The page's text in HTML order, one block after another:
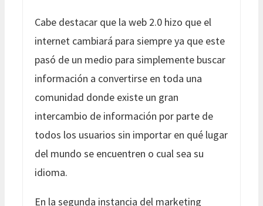
Cabe destacar que la web 2.0 hizo que el
internet cambiará para siempre ya que este
pasó de un medio para simplemente buscar
información a convertirse en toda una
comunidad donde existe un gran
intercambio de información por parte de
todos los usuarios sin importar en qué lugar
del mundo se encuentren o cual sea su
idioma.
En la segunda instancia del marketing